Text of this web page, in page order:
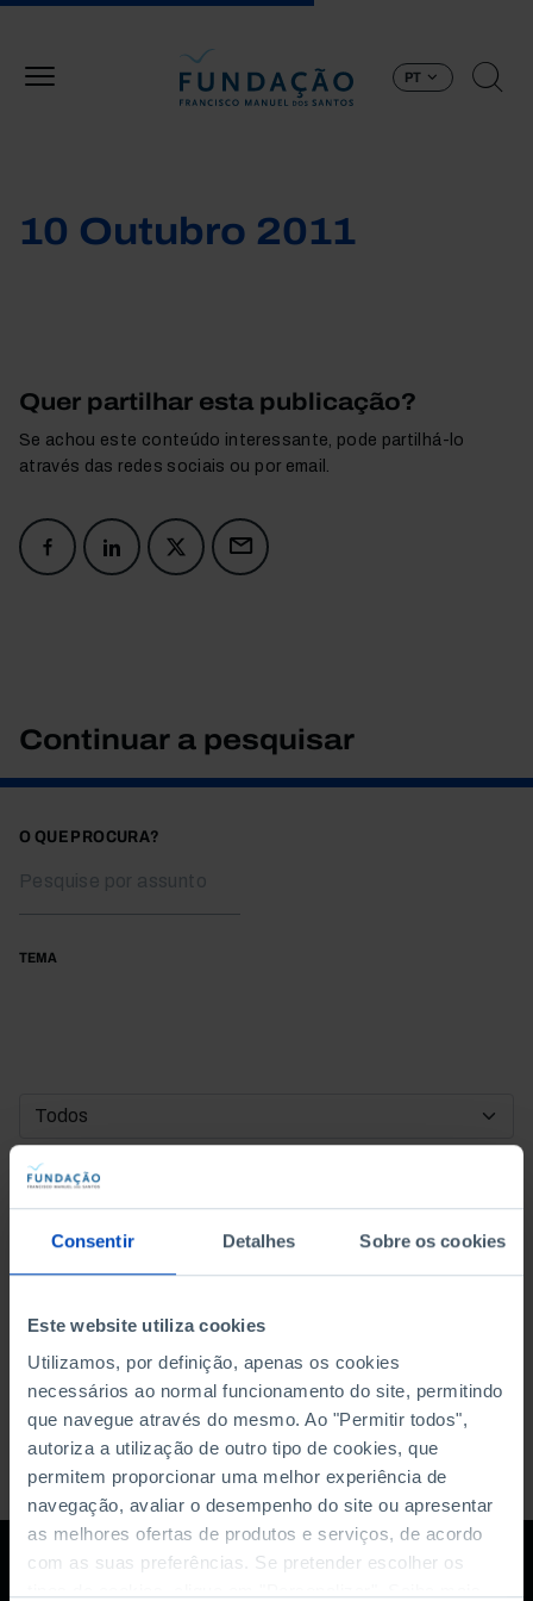
Consentir Detalhes Sobre os cookies
Este website utiliza cookies
Utilizamos, por definição, apenas os cookies
necessários ao normal funcionamento do site, permitindo
que navegue através do mesmo. Ao "Permitir todos",
autoriza a utilização de outro tipo de cookies, que
permitem proporcionar uma melhor experiência de
navegação, avaliar o desempenho do site ou apresentar
as melhores ofertas de produtos e serviços, de acordo
com as suas preferências. Se pretender escolher os
PT
10 Outubro 2011
Quer partilhar esta publicação?
Se achou este conteúdo interessante, pode partilhá-lo
através das redes sociais ou por email.
Continuar a pesquisar
O QUE PROCURA?
TEMA
DATA DE INÍCIO
DATA DE FIM